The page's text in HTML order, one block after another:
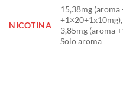
NICOTINA
15,38mg (aroma
3,85mg (aroma
Solo aroma